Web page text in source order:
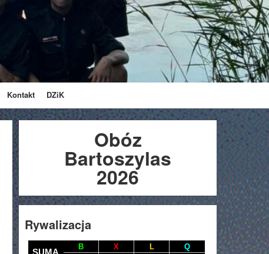
Kontakt DZiK
Obóz
Bartoszylas
2026
Rywalizacja